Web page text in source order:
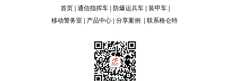
首页 | 通信指挥车 | 防爆运兵车 | 装甲车 |
移动警务室 | 产品中心 | 分享案例 | 联系格仑特